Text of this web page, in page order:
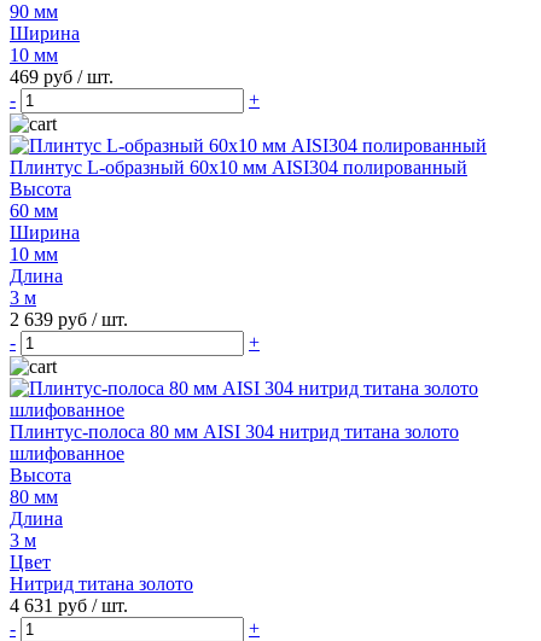
90 мм
Ширина
10 мм
469 руб / шт.
-
+
Плинтус L-образный 60х10 мм AISI304 полированный
Высота
60 мм
Ширина
10 мм
Длина
3 м
2 639 руб / шт.
-
+
Плинтус-полоса 80 мм AISI 304 нитрид титана золото
шлифованное
Высота
80 мм
Длина
3 м
Цвет
Нитрид титана золото
4 631 руб / шт.
-
+